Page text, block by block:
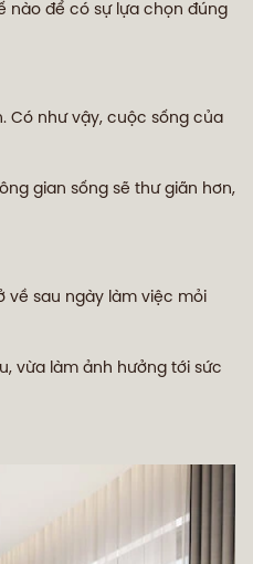
nào để có sự lựa chọn đúng
Có như vậy, cuộc sống của
gian sống sẽ thư giãn hơn,
về sau ngày làm việc mỏi
vừa làm ảnh hưởng tới sức